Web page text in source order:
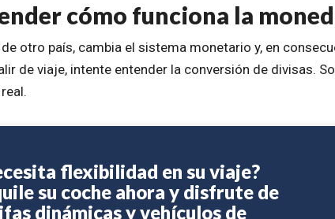
cómo funciona la
otro país, cambia el sistema monetario y, en
de viaje, intente entender la conversión de divisas.
flexibilidad en su viaje?
su coche ahora y disfrute de
dinámicas y vehículos de